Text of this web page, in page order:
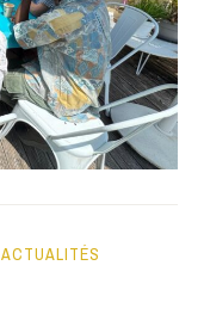
ACTUALITÉS